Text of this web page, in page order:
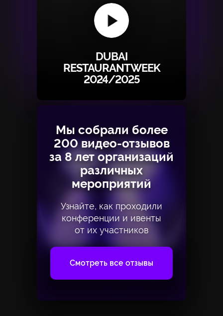
DUBAI
RESTAURANTWEEK
2024/2025
Узнайте, как проходили
конференции и ивенты
от их участников
Узнайте, как проходили
конференции и ивенты
от их участников
Мы собрали более
200 видео-отзывов
за 8 лет организаций
различных
мероприятий
Мы собрали более
200 видео-отзывов
за 8 лет организаций
различных
мероприятий
Смотреть все отзывы